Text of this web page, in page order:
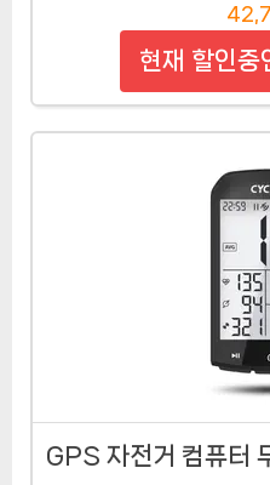
현재 할인중
GPS 자전거 컴퓨터